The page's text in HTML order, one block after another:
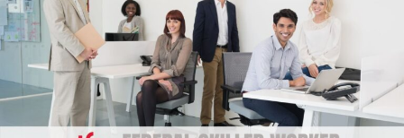
WORKER
PROGRAM